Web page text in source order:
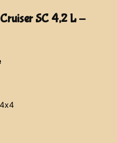
SC 4,2 L -